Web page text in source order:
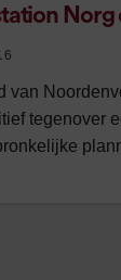
Norg
van
tegenover